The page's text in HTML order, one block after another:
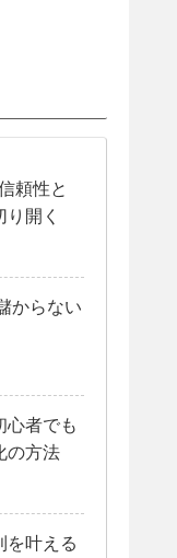
頼性と
開く
からない
心者でも
の方法
を叶える